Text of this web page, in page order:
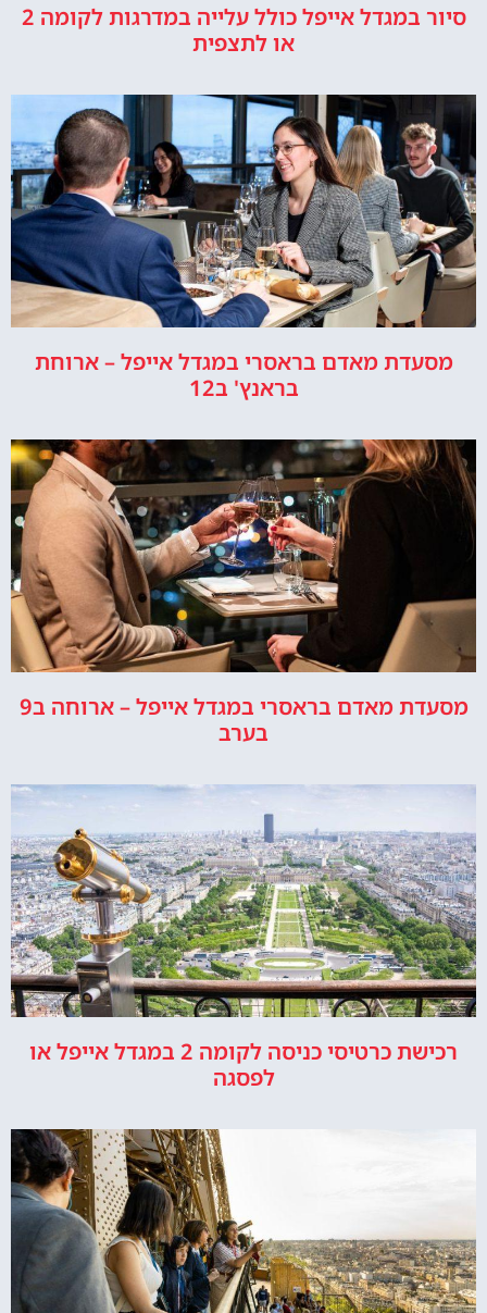
סיור במגדל אייפל כולל עלייה במדרגות לקומה 2
או לתצפית
מסעדת מאדם בראסרי במגדל אייפל – ארוחת
בראנץ' ב12
מסעדת מאדם בראסרי במגדל אייפל – ארוחה ב9
בערב
רכישת כרטיסי כניסה לקומה 2 במגדל אייפל או
לפסגה